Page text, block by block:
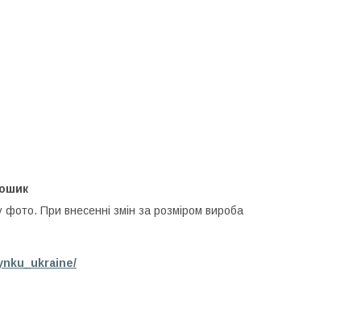
фото. При внесенні змін за розміром вироба